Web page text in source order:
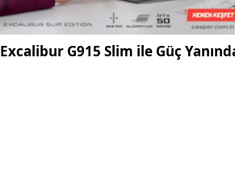
Excalibur G915 Slim ile Güç